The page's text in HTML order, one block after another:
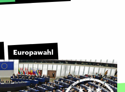
Europawahl